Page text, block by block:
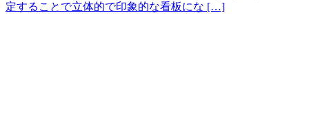
定することで立体的で印象的な看板にな […]